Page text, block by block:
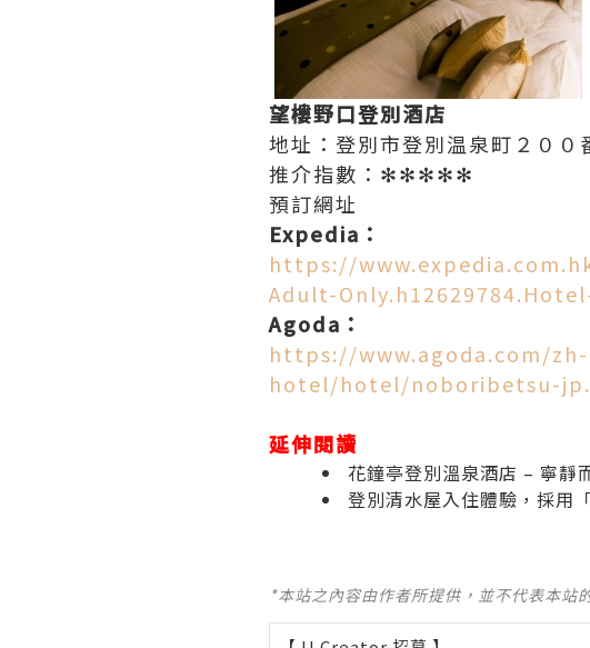
望樓野口登別酒店
地址：登別市登別温泉町２００
推介指數：✻✻✻✻✻
預訂網址
Expedia：
https://
Adult-
Agoda：
https://www.agoda.com/
hotel/hotel/noboribetsu-
延伸閱讀
花鐘亭登別溫泉酒店 – 寧靜
登別清水屋入住體驗，採用
*本站之內容由作者所提供，並不代表本站